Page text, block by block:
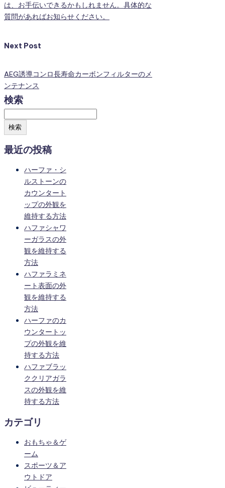
は、お手伝いできるかもしれません。具体的な
質問があればお知らせください。
Next Post
AEG誘導コンロ長寿命カーボンフィルターのメ
ンテナンス
検索
検索
最近の投稿
ハーファ・シ
ルストーンの
カウンタート
ップの外観を
維持する方法
ハファシャワ
ーガラスの外
観を維持する
方法
ハファラミネ
ート表面の外
観を維持する
方法
ハーファのカ
ウンタートッ
プの外観を維
持する方法
ハファブラッ
ククリアガラ
スの外観を維
持する方法
カテゴリ
おもちゃ＆ゲ
ーム
スポーツ＆ア
ウトドア